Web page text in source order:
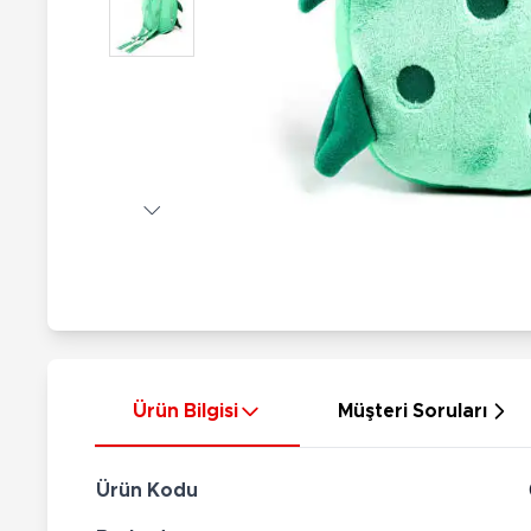
Hayvan Figürler
Çeşitli Figürler
Silahlar
Silah Setleri
Kılıç Setleri
Ok Setleri
Ürün Bilgisi Müşteri Soruları
Ürün Kodu